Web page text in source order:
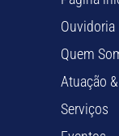
Ouvidoria
Quem
Atuação
Serviços